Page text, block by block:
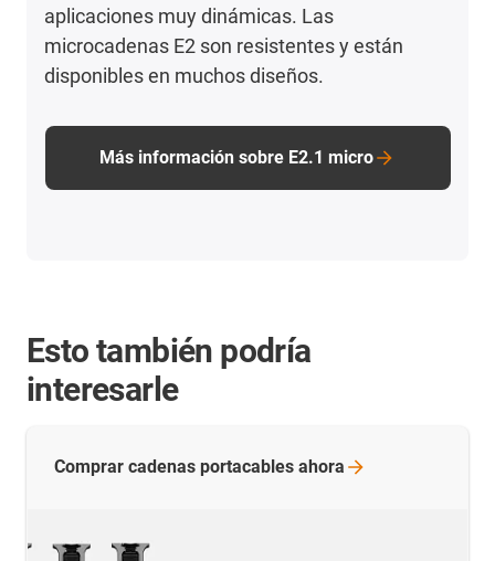
aplicaciones muy dinámicas. Las
microcadenas E2 son resistentes y están
disponibles en muchos diseños.
Más información sobre E2.1 micro
Esto también podría
interesarle
Comprar cadenas portacables ahora